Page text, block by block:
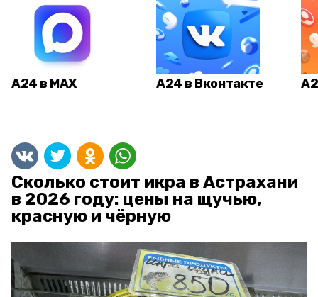
А24 в MAX А24 в Вконтакте
Сколько стоит икра в Астрахани
в 2026 году: цены на щучью,
красную и чёрную